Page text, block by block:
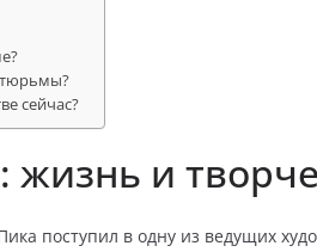
тюрьмы?
сейчас?
жизнь и
поступил в одну из ведущих